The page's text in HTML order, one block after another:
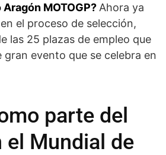
MOTOGP? Ahora ya
el proceso de selección,
las 25 plazas de empleo que
evento que se celebra en
parte del
el Mundial de